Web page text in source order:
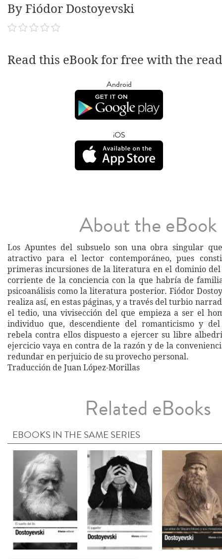
By Fiódor Dostoyevski
Read this eBook for free with the
Android
iOS
About the eBook
Los Apuntes del subsuelo son una obra singular
atractivo para el lector contemporáneo, pues
primeras incursiones de la literatura en el dominio
corriente de la conciencia con la que habría de
psicoanálisis como la literatura posterior. Fiódor
realiza así, en estas páginas, y a través del turbio
el tedio, una vivisección del que empieza a ser el
individuo que, descendiente del romanticismo y del
rebela contra ellos dispuesto a ejercer su libre
ejercicio vaya en contra de la razón y de la
redundar en perjuicio de su provecho personal.
Traducción de Juan López-Morillas
Related eBooks
EBOOKS IN THE SAME SERIES